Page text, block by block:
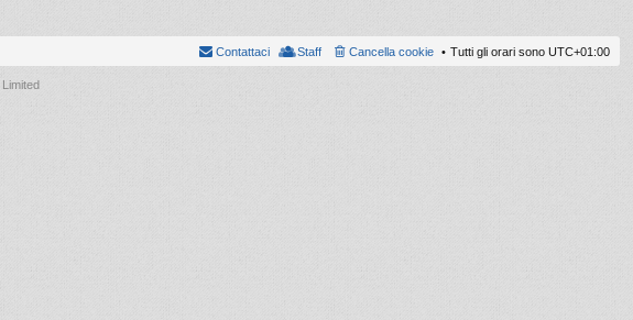
Tutti gli orari sono UTC+01:00
Cancella cookie
Staff
Contattaci